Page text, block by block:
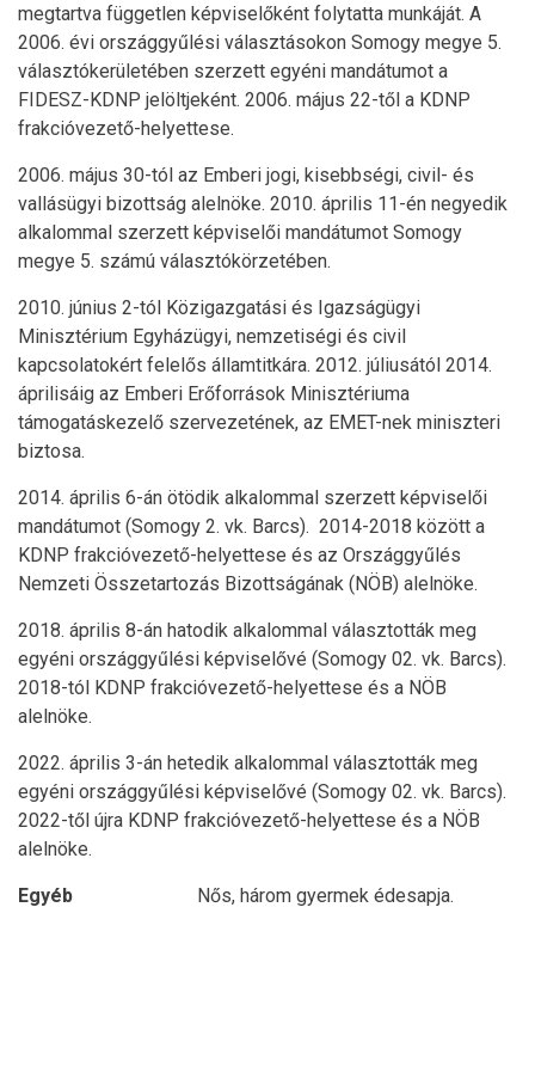
megtartva független képviselőként folytatta munkáját. A
2006. évi országgyűlési választásokon Somogy megye 5.
választókerületében szerzett egyéni mandátumot a
FIDESZ-KDNP jelöltjeként. 2006. május 22-től a KDNP
frakcióvezető-helyettese.
2006. május 30-tól az Emberi jogi, kisebbségi, civil- és
vallásügyi bizottság alelnöke. 2010. április 11-én negyedik
alkalommal szerzett képviselői mandátumot Somogy
megye 5. számú választókörzetében.
2010. június 2-tól Közigazgatási és Igazságügyi
Minisztérium Egyházügyi, nemzetiségi és civil
kapcsolatokért felelős államtitkára. 2012. júliusától 2014.
áprilisáig az Emberi Erőforrások Minisztériuma
támogatáskezelő szervezetének, az EMET-nek miniszteri
biztosa.
2014. április 6-án ötödik alkalommal szerzett képviselői
mandátumot (Somogy 2. vk. Barcs). 2014-2018 között a
KDNP frakcióvezető-helyettese és az Országgyűlés
Nemzeti Összetartozás Bizottságának (NÖB) alelnöke.
2018. április 8-án hatodik alkalommal választották meg
egyéni országgyűlési képviselővé (Somogy 02. vk. Barcs).
2018-tól KDNP frakcióvezető-helyettese és a NÖB
alelnöke.
2022. április 3-án hetedik alkalommal választották meg
egyéni országgyűlési képviselővé (Somogy 02. vk. Barcs).
2022-től újra KDNP frakcióvezető-helyettese és a NÖB
alelnöke.
Egyéb Nős, három gyermek édesapja.